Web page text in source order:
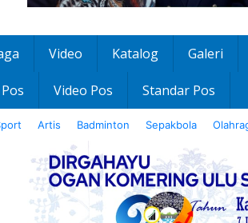
Video Katalog Galeri
Video Pos Standar Pos
Artis Badminton Sepakbola